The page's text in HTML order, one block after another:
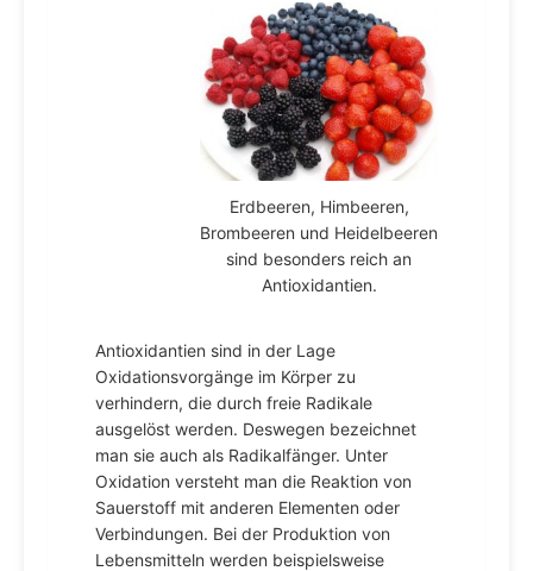
Erdbeeren, Himbeeren,
Brombeeren und Heidelbeeren
sind besonders reich an
Antioxidantien.
Antioxidantien sind in der Lage
Oxidationsvorgänge im Körper zu
verhindern, die durch freie Radikale
ausgelöst werden. Deswegen bezeichnet
man sie auch als Radikalfänger. Unter
Oxidation versteht man die Reaktion von
Sauerstoff mit anderen Elementen oder
Verbindungen. Bei der Produktion von
Lebensmitteln werden beispielsweise